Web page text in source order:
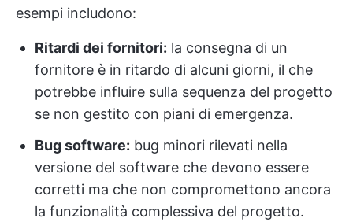
esempi includono:
Ritardi dei fornitori: la consegna di un
fornitore è in ritardo di alcuni giorni, il che
potrebbe influire sulla sequenza del progetto
se non gestito con piani di emergenza.
Bug software: bug minori rilevati nella
versione del software che devono essere
corretti ma che non compromettono ancora
la funzionalità complessiva del progetto.